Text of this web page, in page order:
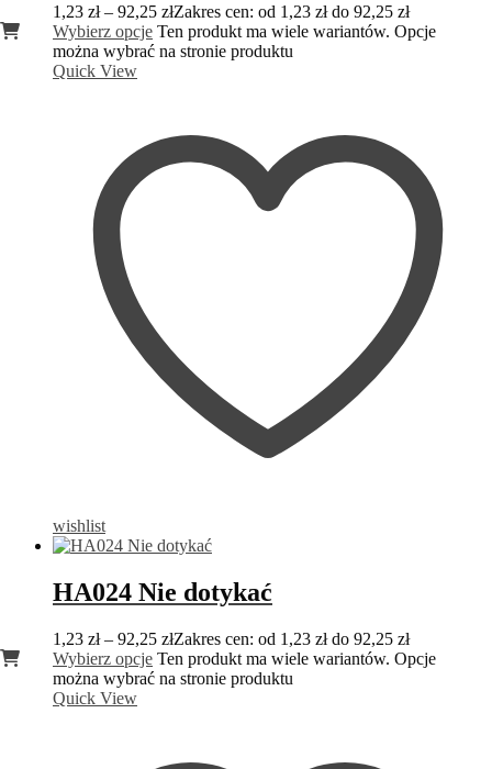
1,23 zł – 92,25 złZakres cen: od 1,23 zł do 92,25 zł
Wybierz opcje Ten produkt ma wiele wariantów. Opcje
można wybrać na stronie produktu
Quick View
wishlist
HA024 Nie dotykać
1,23 zł – 92,25 złZakres cen: od 1,23 zł do 92,25 zł
Wybierz opcje Ten produkt ma wiele wariantów. Opcje
można wybrać na stronie produktu
Quick View